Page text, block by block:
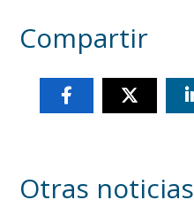
Compartir
Otras noticias